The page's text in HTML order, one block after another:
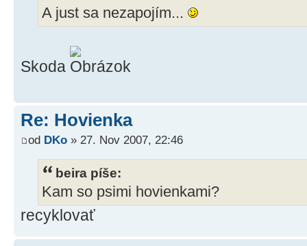
A just sa nezapojím...
Skoda
Re: Hovienka
od DKo » 27. Nov 2007, 22:46
beira píše:
Kam so psimi hovienkami?
recyklovať